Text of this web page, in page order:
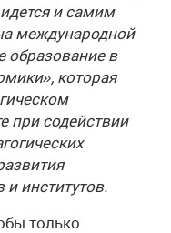
и самим
международной
образование в
которая
при содействии
и институтов.
только